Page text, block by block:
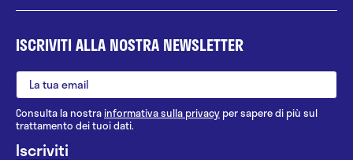
ISCRIVITI ALLA NOSTRA NEWSLETTER
Consulta la nostrainformativa sulla privacy per sapere di più sul
trattamento dei tuoi dati.